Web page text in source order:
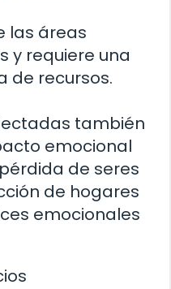
las áreas
y requiere una
de recursos.
también
emocional
de seres
de hogares
emocionales